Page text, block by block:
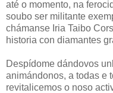
até o momento, na
soubo ser militante
chámanse Iria Taibo
historia con diamantes
Despídome dándovos
animándonos, a todas e
revitalicemos o noso